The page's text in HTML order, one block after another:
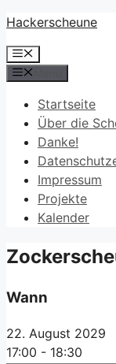
Zum
springen
Hackerscheune
Menü
Startseite
Über die
Danke!
Impressum
Projekte
Kalender
Wann
22. August 2029
17:00 - 18:30